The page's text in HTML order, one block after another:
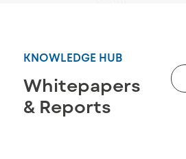
KNOWLEDGE HUB
Whitepapers
& Reports